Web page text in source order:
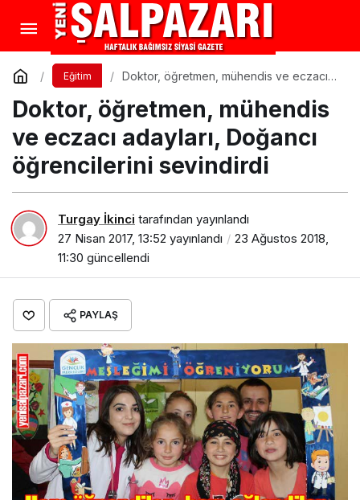
Eğitim
Doktor, öğretmen, mühendis ve eczacı
Doktor, öğretmen, mühendis
ve eczacı adayları, Doğancı
öğrencilerini sevindirdi
Turgay İkinci tarafından yayınlandı
27 Nisan 2017, 13:52 yayınlandı
23 Ağustos 2018,
11:30 güncellendi
PAYLAŞ